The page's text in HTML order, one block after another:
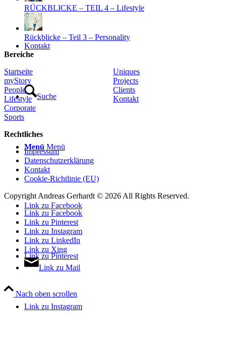
Kontakt
Suche
Menü Menü
Link zu Facebook
Link zu Pinterest
Link zu Instagram
RÜCKBLICKE – TEIL 4 – Lifestyle
Rückblicke – Teil 3 – Personality
Bereiche
Startseite
myStory
People
Lifestyle
Corporate
Sports
Uniques
Projects
Clients
Kontakt
Rechtliches
Impressum
Datenschutzerklärung
Kontakt
Cookie-Richtlinie (EU)
Copyright Andreas Gerhardt © 2026 All Rights Reserved.
Link zu Facebook
Link zu Pinterest
Link zu Instagram
Link zu LinkedIn
Link zu Xing
Link zu Mail
Nach oben scrollen